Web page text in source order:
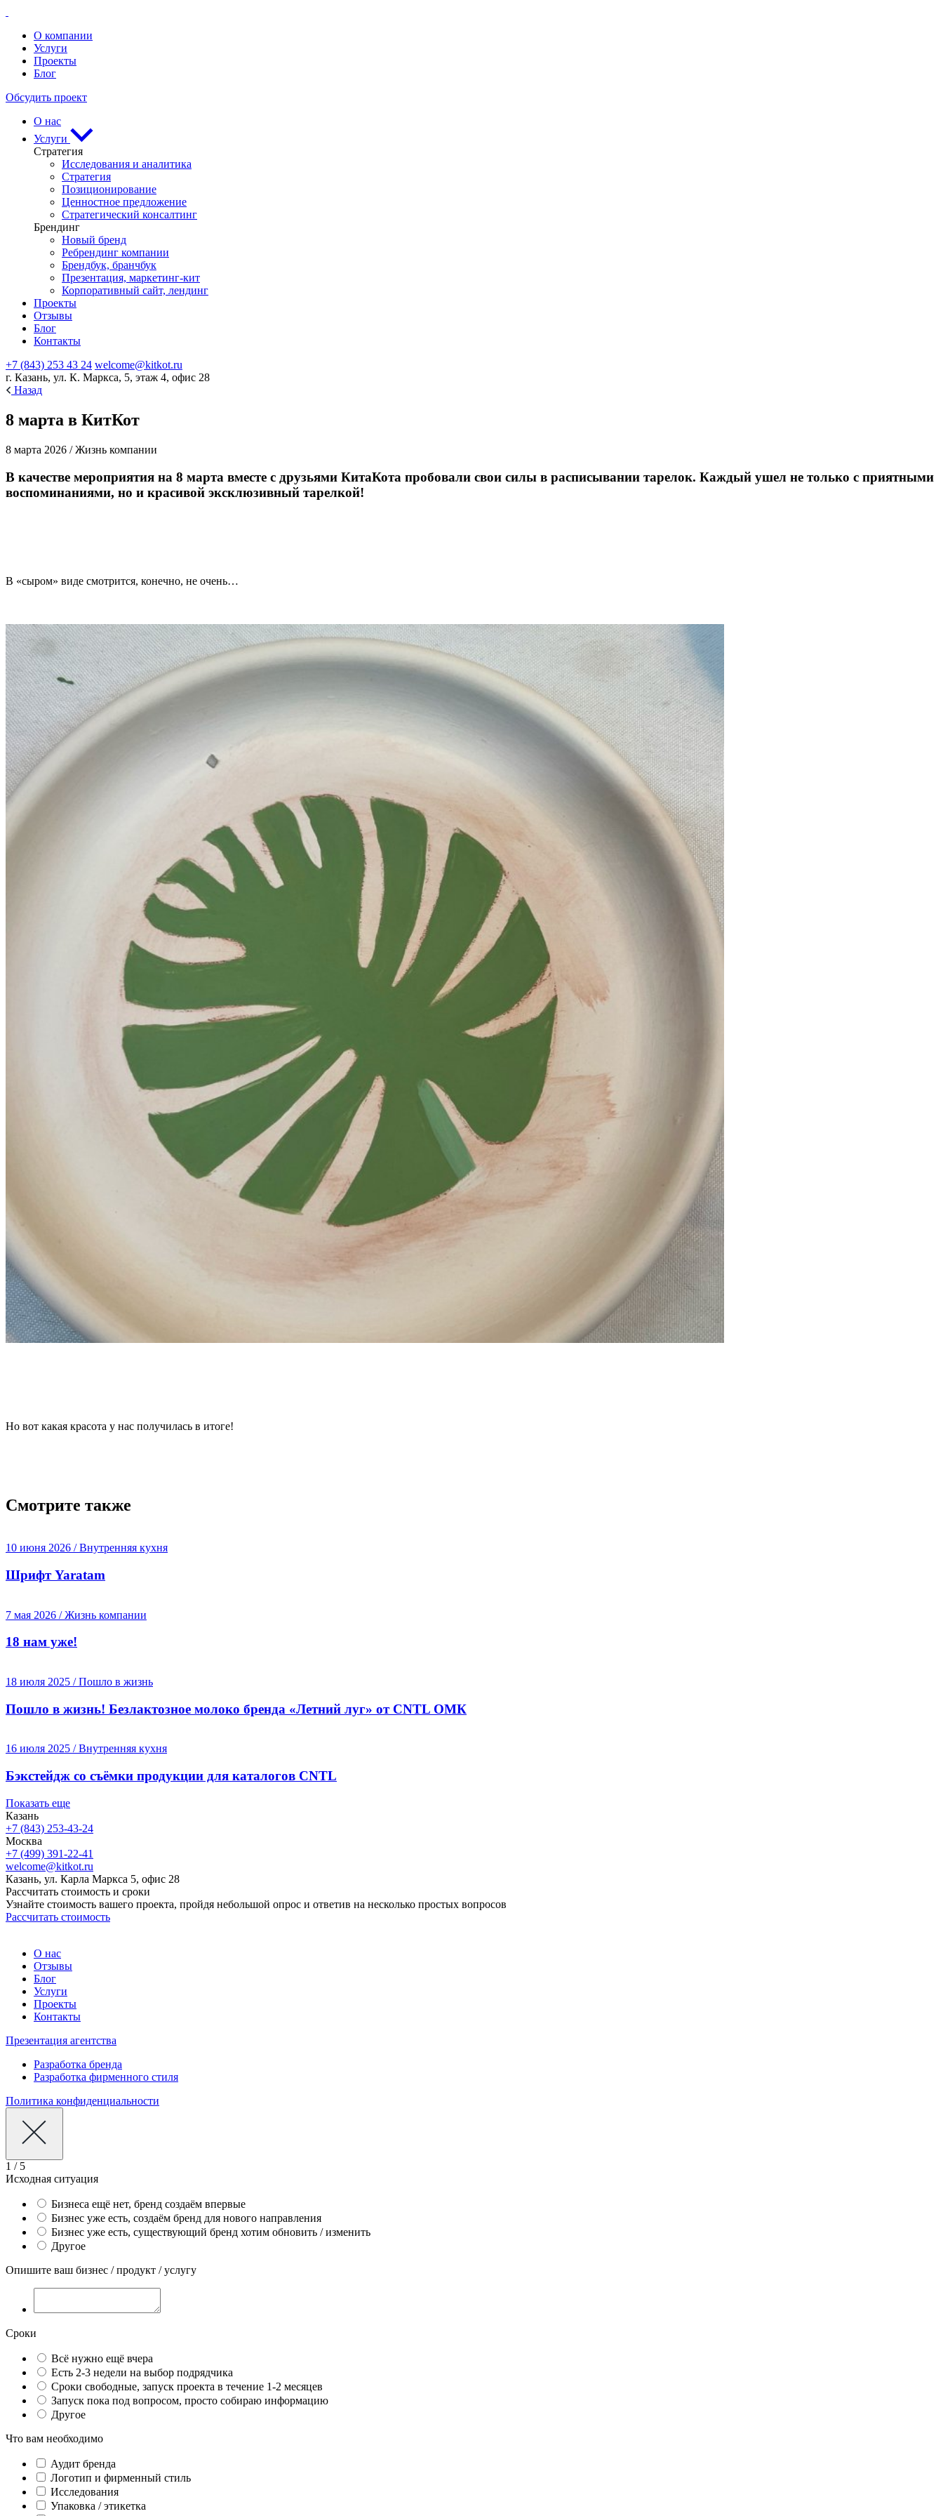
О компании
Услуги
Проекты
Блог
Обсудить проект
О нас
Услуги
Стратегия
Исследования и аналитика
Стратегия
Позиционирование
Ценностное предложение
Стратегический консалтинг
Брендинг
Новый бренд
Ребрендинг компании
Брендбук, бранчбук
Презентация, маркетинг-кит
Корпоративный сайт, лендинг
Проекты
Отзывы
Блог
Контакты
+7 (843) 253 43 24 welcome@kitkot.ru
г. Казань, ул. К. Маркса, 5, этаж 4, офис 28
Назад
8 марта в КитКот
8 марта 2026 / Жизнь компании
В качестве мероприятия на 8 марта вместе с друзьями КитаКота пробовали свои силы в расписывании тарелок. Каждый ушел не только с приятными
воспоминаниями, но и красивой эксклюзивный тарелкой!
В «сыром» виде смотрится, конечно, не очень…
Но вот какая красота у нас получилась в итоге!
Смотрите также
10 июня 2026 / Внутренняя кухня
Шрифт Yaratam
7 мая 2026 / Жизнь компании
18 нам уже!
18 июля 2025 / Пошло в жизнь
Пошло в жизнь! Безлактозное молоко бренда «Летний луг» от CNTL ОМК
16 июля 2025 / Внутренняя кухня
Бэкстейдж со съёмки продукции для каталогов CNTL
Показать еще
Казань
+7 (843) 253-43-24
Москва
+7 (499) 391-22-41
welcome@kitkot.ru
Казань, ул. Карла Маркса 5, офис 28
Рассчитать стоимость и сроки
Узнайте стоимость вашего проекта, пройдя небольшой опрос и ответив на несколько простых вопросов
Рассчитать стоимость
О нас
Отзывы
Блог
Услуги
Проекты
Контакты
Презентация агентства
Разработка бренда
Разработка фирменного стиля
Политика конфиденциальности
1 / 5
Исходная ситуация
Бизнеса ещё нет, бренд создаём впервые
Бизнес уже есть, создаём бренд для нового направления
Бизнес уже есть, существующий бренд хотим обновить / изменить
Другое
Опишите ваш бизнес / продукт / услугу
Сроки
Всё нужно ещё вчера
Есть 2-3 недели на выбор подрядчика
Сроки свободные, запуск проекта в течение 1-2 месяцев
Запуск пока под вопросом, просто собираю информацию
Другое
Что вам необходимо
Аудит бренда
Логотип и фирменный стиль
Исследования
Упаковка / этикетка